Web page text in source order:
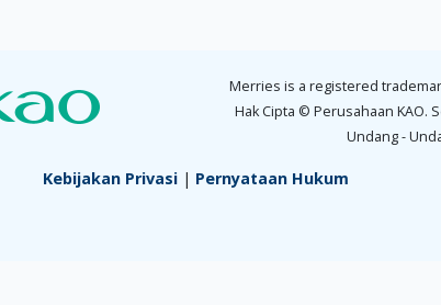
Merries is a registered
Hak Cipta © Perusahaan KAO.
Undang -
Kebijakan Privasi| Pernyataan Hukum